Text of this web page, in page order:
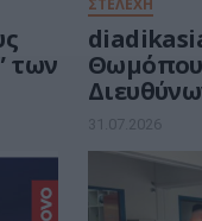
των
31.07.2026